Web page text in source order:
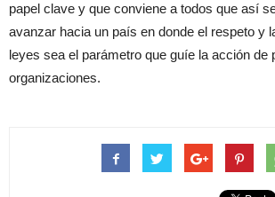
papel clave y que conviene a todos que así
avanzar hacia un país en donde el respeto y
leyes sea el parámetro que guíe la acción de
organizaciones.